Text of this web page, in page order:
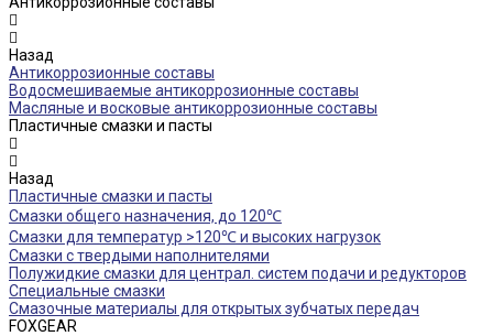
Назад
Антикоррозионные составы
Водосмешиваемые антикоррозионные составы
Масляные и восковые антикоррозионные составы
Пластичные смазки и пасты
Назад
Пластичные смазки и пасты
Смазки общего назначения, до 120℃
Смазки для температур >120℃ и высоких нагрузок
Смазки с твердыми наполнителями
Полужидкие смазки для централ. систем подачи и редукторов
Специальные смазки
Смазочные материалы для открытых зубчатых передач
FOXGEAR